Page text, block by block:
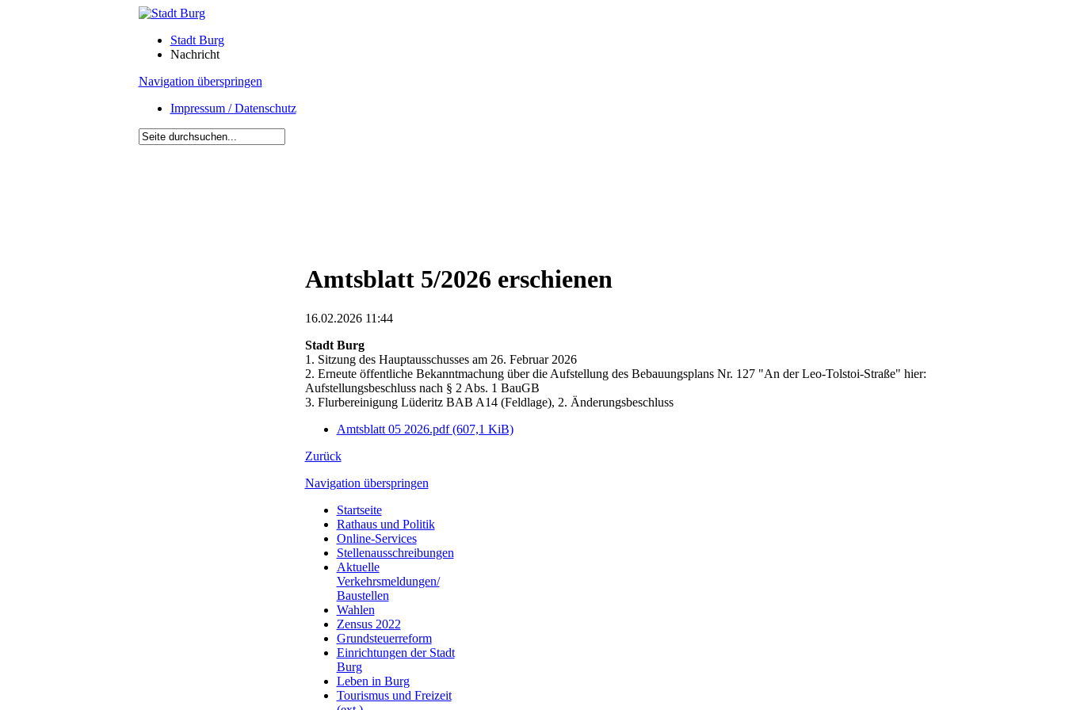
Stadt Burg
Nachricht
Navigation überspringen
Impressum / Datenschutz
Amtsblatt 5/2026 erschienen
16.02.2026 11:44
Stadt Burg
1. Sitzung des Hauptausschusses am 26. Februar 2026
2. Erneute öffentliche Bekanntmachung über die Aufstellung des Bebauungsplans Nr. 127 "An der Leo-Tolstoi-Straße" hier:
Aufstellungsbeschluss nach § 2 Abs. 1 BauGB
3. Flurbereinigung Lüderitz BAB A14 (Feldlage), 2. Änderungsbeschluss
Amtsblatt 05 2026.pdf(607,1 KiB)
Zurück
Navigation überspringen
Startseite
Rathaus und Politik
Online-Services
Stellenausschreibungen
Aktuelle
Verkehrsmeldungen/
Baustellen
Wahlen
Zensus 2022
Grundsteuerreform
Einrichtungen der Stadt
Burg
Leben in Burg
Tourismus und Freizeit